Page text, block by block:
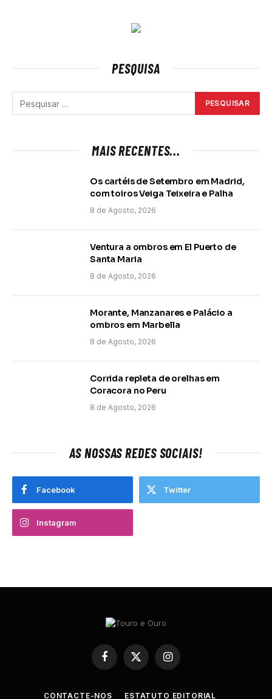
PESQUISA
MAIS RECENTES...
Os cartéis de Setembro em Madrid,
com toiros Veiga Teixeira e Palha
8 de Agosto, 2026
Ventura a ombros em El Puerto de
Santa Maria
8 de Agosto, 2026
Morante, Manzanares e Palácio a
ombros em Marbella
8 de Agosto, 2026
Corrida repleta de orelhas em
Coracora no Peru
8 de Agosto, 2026
AS NOSSAS REDES SOCIAIS!
Facebook Twitter
Instagram
Facebook
X
Instagram
CONTACTE-NOS ESTATUTO EDITORIAL